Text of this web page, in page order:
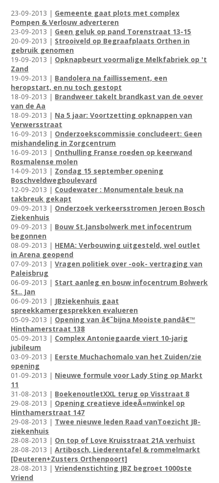
23-09-2013 | Gemeente gaat plots met complex
Pompen & Verlouw adverteren
23-09-2013 | Geen geluk op pand Torenstraat 13-15
20-09-2013 | Strooiveld op Begraafplaats Orthen in
gebruik genomen
19-09-2013 | Opknapbeurt voormalige Melkfabriek op 't
Zand
19-09-2013 | Bandolera na faillissement, een
heropstart, en nu toch gestopt
18-09-2013 | Brandweer takelt brandkast van de oever
van de Aa
18-09-2013 | Na 5 jaar: Voortzetting opknappen van
Verwersstraat
16-09-2013 | Onderzoekscommissie concludeert: Geen
mishandeling in Zorgcentrum
16-09-2013 | Onthulling Franse roeden op keerwand
Rosmalense molen
14-09-2013 | Zondag 15 september opening
Boschveldwegboulevard
12-09-2013 | Coudewater : Monumentale beuk na
takbreuk gekapt
09-09-2013 | Onderzoek verkeersstromen Jeroen Bosch
Ziekenhuis
09-09-2013 | Bouw St.Jansbolwerk met infocentrum
begonnen
08-09-2013 | HEMA: Verbouwing uitgesteld, wel outlet
in Arena geopend
07-09-2013 |Vragen politiek over -ook- vertraging van
Paleisbrug
06-09-2013 | Start aanleg en bouw infocentrum Bolwerk
St.. Jan
06-09-2013 | JBziekenhuis gaat
spreekkamergesprekken evalueren
05-09-2013 | Opening van â€˜bijna Mooiste pandâ€™
Hinthamerstraat 138
05-09-2013 | Complex Antoniegaarde viert 10-jarig
jubileum
03-09-2013 | Eerste Muchachomalo van het Zuiden/zie
opening
01-09-2013 | Nieuwe formule voor Lady Sting op Markt
11
31-08-2013 | BoekenoutletXXL terug op Visstraat 8
29-08-2013 | Opening creatieve ideeÃ«nwinkel op
Hinthamerstraat 147
29-08-2013 | Twee nieuwe leden Raad vanToezicht JB-
ziekenhuis
28-08-2013 | On top of Love Kruisstraat 21A verhuist
28-08-2013 |Artibosch, Liederentafel & rommelmarkt
[Deuteren+Zusters Orthenpoort]
28-08-2013 |Vriendenstichting JBZ begroet 1000ste
Vriend